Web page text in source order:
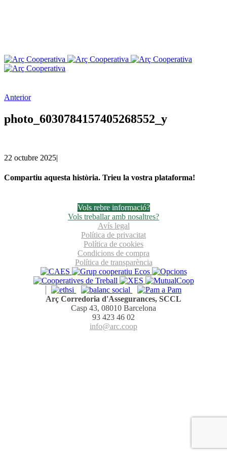
Anterior
photo_6030784157405268552_y
22 octubre 2025|
Compartiu aquesta història. Trieu la vostra plataforma!
Vols rebre informació?
Vols treballar amb nosaltres?
Avís legal
Política de privacitat
Política de cookies
Condicions de compra
Política de transparència
Arç Corredoria d'Assegurances, SCCL
Casp 43, 08010 Barcelona
93 423 46 02
info@arc.coop